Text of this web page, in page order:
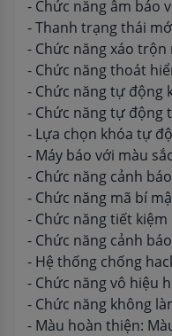
- Chức năng âm báo
- Thanh trạng thái
- Chức năng xáo trộn
- Chức năng thoát
- Chức năng tự động
- Chức năng tự động
- Lựa chọn khóa tự
- Máy báo với màu
- Chức năng cảnh
- Chức năng mã bí
- Chức năng tiết
- Chức năng cảnh
- Hệ thống chống
- Chức năng vô hiệu
- Chức năng không
- Màu hoàn thiện: